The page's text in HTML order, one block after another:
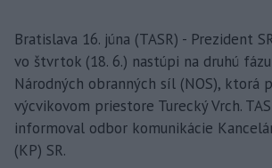
Bratislava 16. júna (TASR) - Prezident
vo štvrtok (18. 6.) nastúpi na druhú
Národných obranných síl (NOS), ktorá
výcvikovom priestore Turecký Vrch.
informoval odbor komunikácie
(KP) SR.